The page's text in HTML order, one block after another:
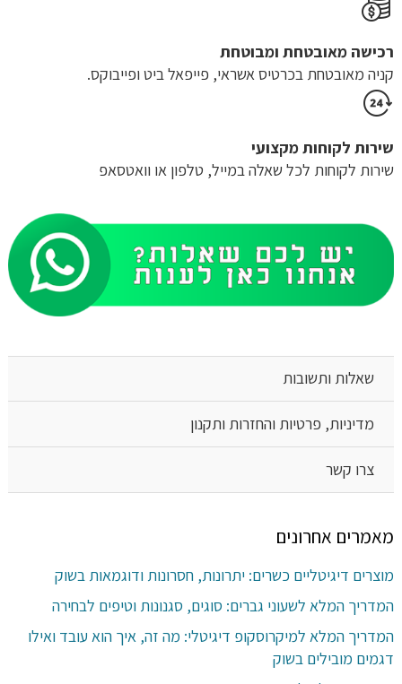
רכישה​ ​מאובטחת ומבוטחת
קניה מאובטחת בכרטיס אשראי, פייפאל ביט ופייבוקס.
שירות לקוחות מקצועי
שירות לקוחות לכל שאלה במייל, טלפון או וואטסאפ
שאלות ותשובות
מדיניות, פרטיות והחזרות ותקנון
צרו קשר
מאמרים אחרונים
מוצרים דיגיטליים כשרים: יתרונות, חסרונות ודוגמאות בשוק
המדריך המלא לשעוני גברים: סוגים, סגנונות וטיפים לבחירה
המדריך המלא למיקרוסקופ דיגיטלי: מה זה, איך הוא עובד ואילו
דגמים מובילים בשוק